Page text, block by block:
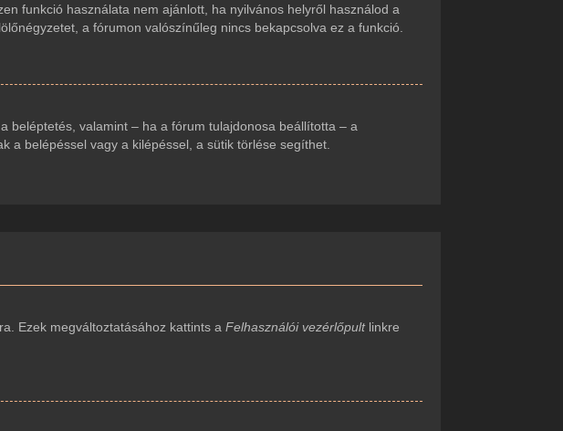
funkció használata nem ajánlott, ha nyilvános helyről használod a
a fórumon valószínűleg nincs bekapcsolva ez a funkció.
beléptetés, valamint – ha a fórum tulajdonosa beállította – a
a belépéssel vagy a kilépéssel, a sütik törlése segíthet.
Ezek megváltoztatásához kattints aFelhasználói vezérlőpultlinkre